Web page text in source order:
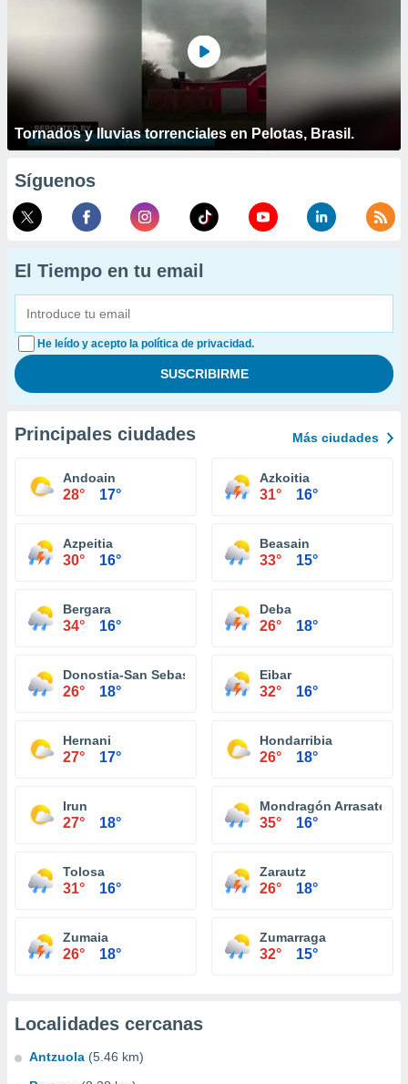
Tornados y lluvias torrenciales en Pelotas, Brasil.
Síguenos
El Tiempo en tu email
He leído y acepto la política de privacidad.
Principales ciudades Más ciudades
Andoain
28° 17°
Azkoitia
31° 16°
Azpeitia
30° 16°
Beasain
33° 15°
Bergara
34° 16°
Deba
26° 18°
Donostia-San Sebastián
26° 18°
Eibar
32° 16°
Hernani
27° 17°
Hondarribia
26° 18°
Irun
27° 18°
Mondragón Arrasate
35° 16°
Tolosa
31° 16°
Zarautz
26° 18°
Zumaia
26° 18°
Zumarraga
32° 15°
Localidades cercanas
Antzuola (5.46 km)